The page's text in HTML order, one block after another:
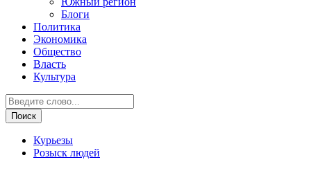
Блоги
Политика
Экономика
Общество
Власть
Культура
Курьезы
Розыск людей